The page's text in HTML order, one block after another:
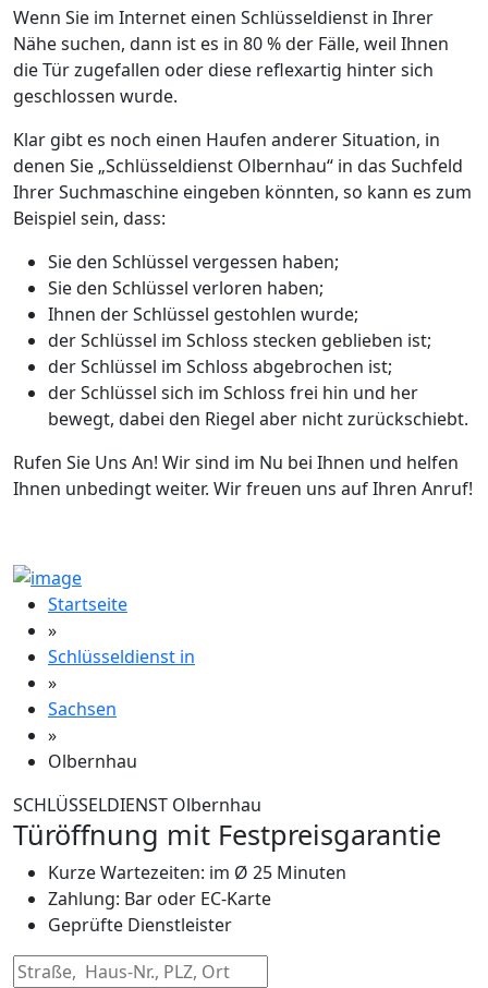
Wenn Sie im Internet einen Schlüsseldienst in Ihrer
Nähe suchen, dann ist es in 80 % der Fälle, weil Ihnen
die Tür zugefallen oder diese reflexartig hinter sich
geschlossen wurde.
Klar gibt es noch einen Haufen anderer Situation, in
denen Sie „Schlüsseldienst Olbernhau“ in das Suchfeld
Ihrer Suchmaschine eingeben könnten, so kann es zum
Beispiel sein, dass:
Sie den Schlüssel vergessen haben;
Sie den Schlüssel verloren haben;
Ihnen der Schlüssel gestohlen wurde;
der Schlüssel im Schloss stecken geblieben ist;
der Schlüssel im Schloss abgebrochen ist;
der Schlüssel sich im Schloss frei hin und her
bewegt, dabei den Riegel aber nicht zurückschiebt.
Rufen Sie Uns An! Wir sind im Nu bei Ihnen und helfen
Ihnen unbedingt weiter. Wir freuen uns auf Ihren Anruf!
Startseite
»
Schlüsseldienst in
»
Sachsen
»
Olbernhau
SCHLÜSSELDIENST Olbernhau
Türöffnung mit Festpreisgarantie
Kurze Wartezeiten: im Ø 25 Minuten
Zahlung: Bar oder EC-Karte
Geprüfte Dienstleister